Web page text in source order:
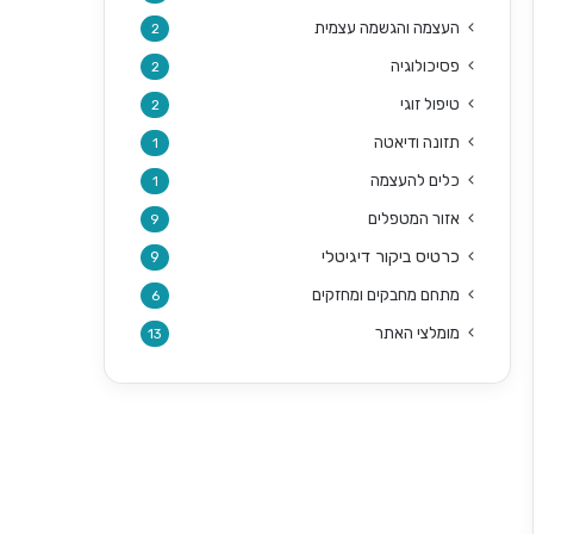
העצמה והגשמה עצמית 2
פסיכולוגיה 2
טיפול זוגי 2
תזונה ודיאטה 1
כלים להעצמה 1
אזור המטפלים 9
כרטיס ביקור דיגיטלי 9
מתחם מחבקים ומחזקים 6
מומלצי האתר 13